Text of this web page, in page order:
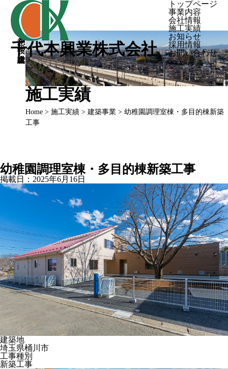
千代本興業株式会社
トップページ
事業内容
会社情報
施工実績
お知らせ
採用情報
お問い合わせ
創意と技術の総合建設業
施工実績
Home > 施工実績 > 建築事業 > 幼稚園調理室棟・多目的棟新築
工事
幼稚園調理室棟・多目的棟新築工事
掲載日： 2025年6月16日
建築地
埼玉県桶川市
工事種別
新築工事